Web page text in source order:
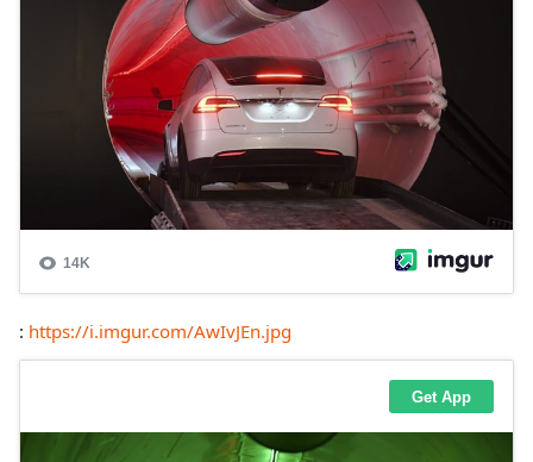
: https://i.imgur.com/AwIvJEn.jpg